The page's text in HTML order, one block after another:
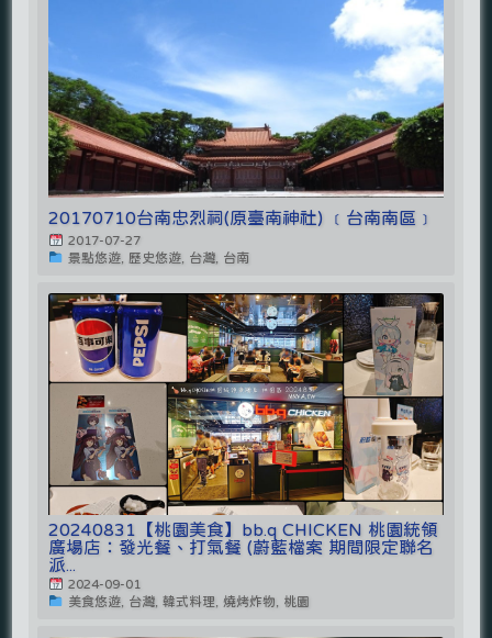
20170710台南忠烈祠(原臺南神社) ﹝台南南區﹞
2017-07-27
景點悠遊, 歷史悠遊, 台灣, 台南
20240831【桃園美食】bb.q CHICKEN 桃園統領
廣場店：發光餐、打氣餐 (蔚藍檔案 期間限定聯名
派...
2024-09-01
美食悠遊, 台灣, 韓式料理, 燒烤炸物, 桃園